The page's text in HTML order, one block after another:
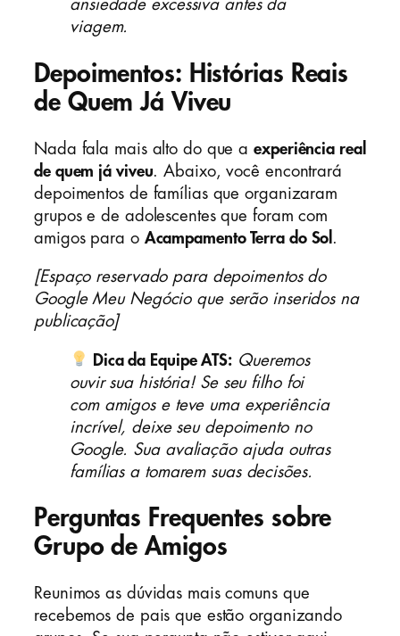
ansiedade excessiva antes da
viagem.
Depoimentos: Histórias Reais
de Quem Já Viveu
Nada fala mais alto do que aexperiência real
de quem já viveu . Abaixo, você encontrará
depoimentos de famílias que organizaram
grupos e de adolescentes que foram com
amigos para o Acampamento Terra do Sol
[Espaço reservado para depoimentos do
Google Meu Negócio que serão inseridos na
publicação]
Dica da Equipe ATS: Queremos
ouvir sua história! Se seu filho foi
com amigos e teve uma experiência
incrível, deixe seu depoimento no
Google. Sua avaliação ajuda outras
famílias a tomarem suas decisões.
Perguntas Frequentes sobre
Grupo de Amigos
Reunimos as dúvidas mais comuns que
recebemos de pais que estão organizando